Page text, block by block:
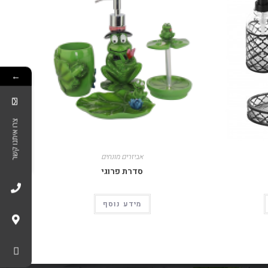
אביזרים מונחים
סדרת פרוגי
מידע נוסף
←
צרו איתנו קשר